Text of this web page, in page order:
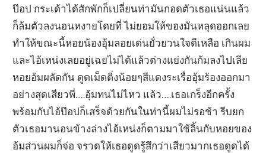
ป๊อป กระเด้าได้สักพักก็เปลี่ยนท่ามันกอดตัวเธอแน่นแล้ว
ก็ล้มตัวลงนอนหงายโดยที่ ไม่ยอมให้ของมันหลุดออกเลย
ทำให้ขณะนี้หอยน้องอุ้มลอยเด่นยั่วยวนใจดีเหลือ เกินผม
และไอ้เหน่งเลยอยู่เฉยไม่ได้แล้วต่างแย่งกันก้มลงไปเลีย
หอยอ้มผลัดกัน ดูดเม็ดติ่งน้อยๆสีแดงระเรื่ออุ้มร้องออกมา
อย่างสุดเสียวพี่….อุ้มทนไม่ไหว แล้ว….เธอเกร็งอีกครั้ง
พร้อมกับไอ้ป๊อปก็เสร็จด้วยกันในท่านี้ผมไม่รอช้า รีบยก
ตัวเธอมานอนข้างล่างไอ้เหน่งก็ตามมาใช้ลิ้นกับหอยของ
อ้มส่วนผมก็จ่อ จรวดให้เธอดูดรู้สึกว่าเสียวมากเธอดูดได้